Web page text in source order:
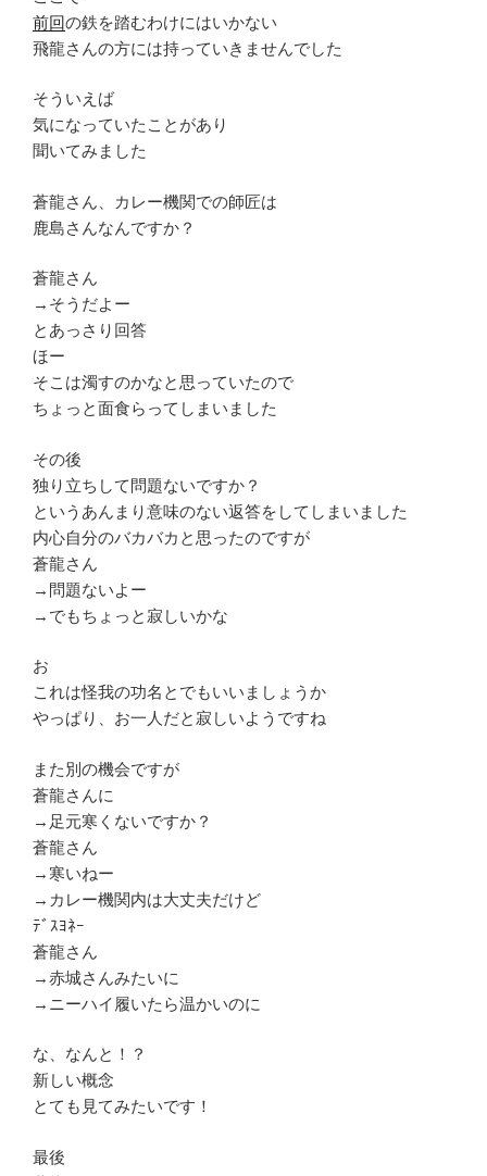
前回の鉄を踏むわけにはいかない
飛龍さんの方には持っていきませんでした
そういえば
気になっていたことがあり
聞いてみました
蒼龍さん、カレー機関での師匠は
鹿島さんなんですか？
蒼龍さん
→そうだよー
とあっさり回答
ほー
そこは濁すのかなと思っていたので
ちょっと面食らってしまいました
その後
独り立ちして問題ないですか？
というあんまり意味のない返答をしてしまいました
内心自分のバカバカと思ったのですが
蒼龍さん
→問題ないよー
→でもちょっと寂しいかな
お
これは怪我の功名とでもいいましょうか
やっぱり、お一人だと寂しいようですね
また別の機会ですが
蒼龍さんに
→足元寒くないですか？
蒼龍さん
→寒いねー
→カレー機関内は大丈夫だけど
ﾃﾞｽﾖﾈｰ
蒼龍さん
→赤城さんみたいに
→ニーハイ履いたら温かいのに
な、なんと！？
新しい概念
とても見てみたいです！
最後